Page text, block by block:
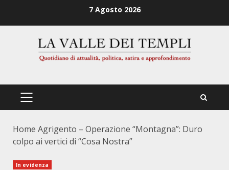
7 Agosto 2026
PRIMÄRES
Home Agrigento – Operazione “Montagna”: Duro
colpo ai vertici di “Cosa Nostra”
In evidenza